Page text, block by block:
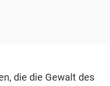
die die Gewalt des